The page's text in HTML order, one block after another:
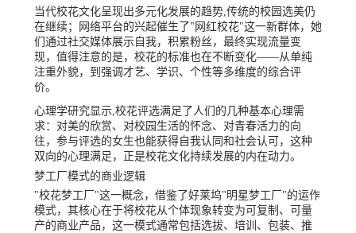
当代校花文化呈现出多元化发展的趋势,传统的校园选美仍
在继续；网络平台的兴起催生了"网红校花"这一新群体，她
们通过社交媒体展示自我，积累粉丝，最终实现流量变
现，值得注意的是，校花的标准也在不断变化——从单纯
注重外貌，到强调才艺、学识、个性等多维度的综合评
价。
心理学研究显示,校花评选满足了人们的几种基本心理需
求：对美的欣赏、对校园生活的怀念、对青春活力的向
往，参与评选的女生也能获得自我认同和社会认可，这种
双向的心理满足，正是校花文化持续发展的内在动力。
梦工厂模式的商业逻辑
"校花梦工厂"这一概念，借鉴了好莱坞"明星梦工厂"的运作
模式，其核心在于将校花从个体现象转变为可复制、可量
产的商业产品，这一模式通常包括选拔、培训、包装、推